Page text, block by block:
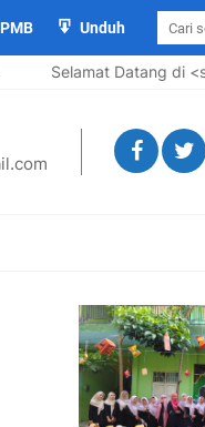
Unduh
<strong>UPTD SMP